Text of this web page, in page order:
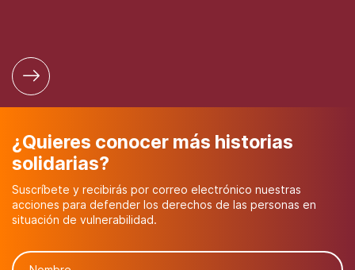
¿Quieres conocer más historias
solidarias?
Suscríbete y recibirás por correo electrónico nuestras
acciones para defender los derechos de las personas en
situación de vulnerabilidad.